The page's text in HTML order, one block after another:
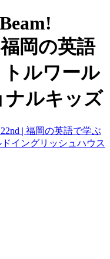
岡の英語
ルワール
ナルキッズ